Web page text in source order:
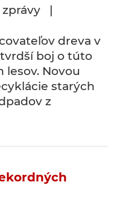
|
dreva v
boj o túto
lesov. Novou
starých
z